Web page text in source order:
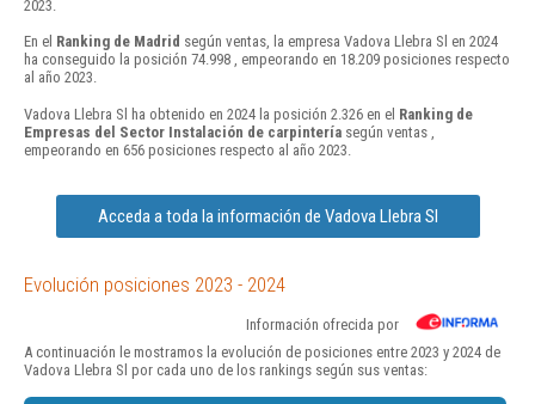
2023.
En el Ranking de Madrid según ventas, la empresa Vadova Llebra Sl en 2024
ha conseguido la posición 74.998 , empeorando en 18.209 posiciones respecto
al año 2023.
Vadova Llebra Sl ha obtenido en 2024 la posición 2.326 en el Ranking de
Empresas del Sector Instalación de carpintería según ventas ,
empeorando en 656 posiciones respecto al año 2023.
Acceda a toda la información de Vadova Llebra Sl
Evolución posiciones 2023 - 2024
Información ofrecida por
A continuación le mostramos la evolución de posiciones entre 2023 y 2024 de
Vadova Llebra Sl por cada uno de los rankings según sus ventas: